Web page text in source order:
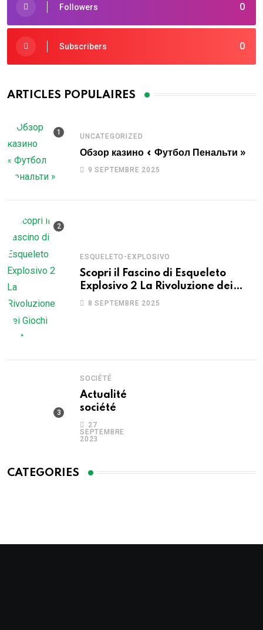
0
Followers
0
Subscribers
ARTICLES POPULAIRES
UNCATEGORIZED
Обзор казино « Футбол Пенальти »
9 SEPTEMBRE 2025
ESQUELETO-EXPLOSIVO
Scopri il Fascino di Esqueleto
Explosivo 2 La Rivoluzione dei
Giochi Slot
8 SEPTEMBRE 2025
SOCIÉTÉ
Actualité
société
27
SEPTEMBRE
2023
CATEGORIES